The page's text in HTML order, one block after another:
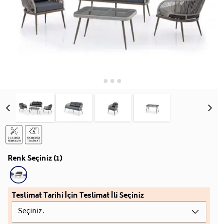
Renk Seçiniz (1)
Teslimat Tarihi İçin Teslimat İli Seçiniz
Seçiniz.